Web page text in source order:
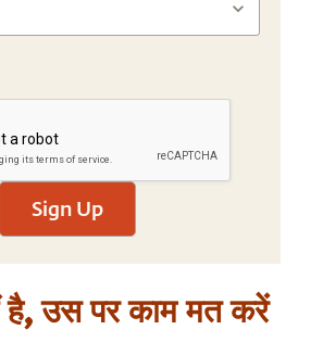
Sign Up
है, उस पर काम मत करें